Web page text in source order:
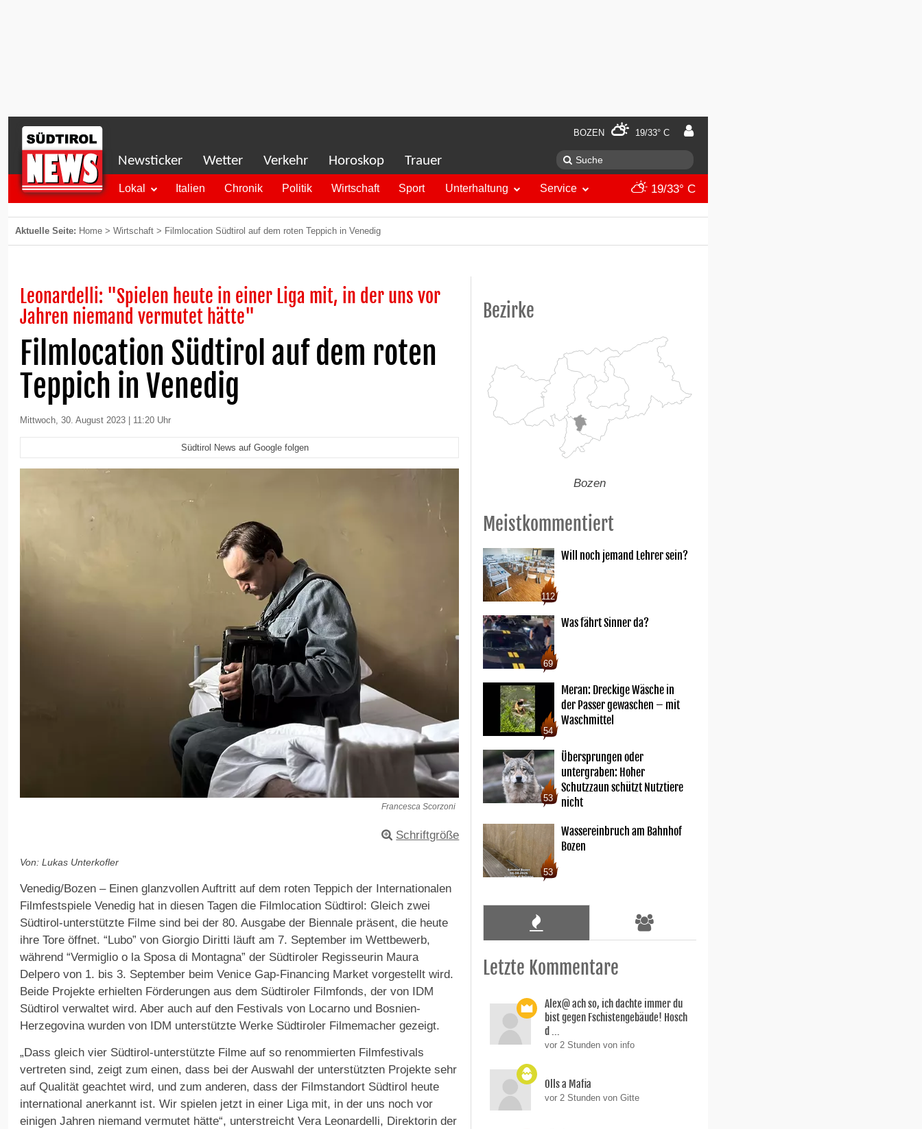
BOZEN 19/33° C
Newsticker Wetter Verkehr Horoskop Trauer
Lokal Italien Chronik Politik Wirtschaft Sport Unterhaltung Service 19/33° C
Aktuelle Seite: Home > Wirtschaft > Filmlocation Südtirol auf dem roten Teppich in Venedig
Leonardelli: "Spielen heute in einer Liga mit, in der uns vor
Jahren niemand vermutet hätte"
Filmlocation Südtirol auf dem roten
Teppich in Venedig
Mittwoch, 30. August 2023 | 11:20 Uhr
Südtirol News auf Google folgen
Francesca Scorzoni
Schriftgröße
Von: Lukas Unterkofler
Venedig/Bozen – Einen glanzvollen Auftritt auf dem roten Teppich der Internationalen
Filmfestspiele Venedig hat in diesen Tagen die Filmlocation Südtirol: Gleich zwei
Südtirol-unterstützte Filme sind bei der 80. Ausgabe der Biennale präsent, die heute
ihre Tore öffnet. “Lubo” von Giorgio Diritti läuft am 7. September im Wettbewerb,
während “Vermiglio o la Sposa di Montagna” der Südtiroler Regisseurin Maura
Delpero von 1. bis 3. September beim Venice Gap-Financing Market vorgestellt wird.
Beide Projekte erhielten Förderungen aus dem Südtiroler Filmfonds, der von IDM
Südtirol verwaltet wird. Aber auch auf den Festivals von Locarno und Bosnien-
Herzegovina wurden von IDM unterstützte Werke Südtiroler Filmemacher gezeigt.
„Dass gleich vier Südtirol-unterstützte Filme auf so renommierten Filmfestivals
vertreten sind, zeigt zum einen, dass bei der Auswahl der unterstützten Projekte sehr
auf Qualität geachtet wird, und zum anderen, dass der Filmstandort Südtirol heute
international anerkannt ist. Wir spielen jetzt in einer Liga mit, in der uns noch vor
einigen Jahren niemand vermutet hätte“, unterstreicht Vera Leonardelli, Direktorin der
Bezirke
Bozen
Meistkommentiert
112
Will noch jemand Lehrer sein?
69
Was fährt Sinner da?
54
Meran: Dreckige Wäsche in
der Passer gewaschen – mit
Waschmittel
53
Übersprungen oder
untergraben: Hoher
Schutzzaun schützt Nutztiere
nicht
53
Wassereinbruch am Bahnhof
Bozen
Letzte Kommentare
Alex@ ach so, ich dachte immer du
bist gegen Fschistengebäude! Hosch
d ...
vor 2 Stunden von info
Olls a Mafia
vor 2 Stunden von Gitte